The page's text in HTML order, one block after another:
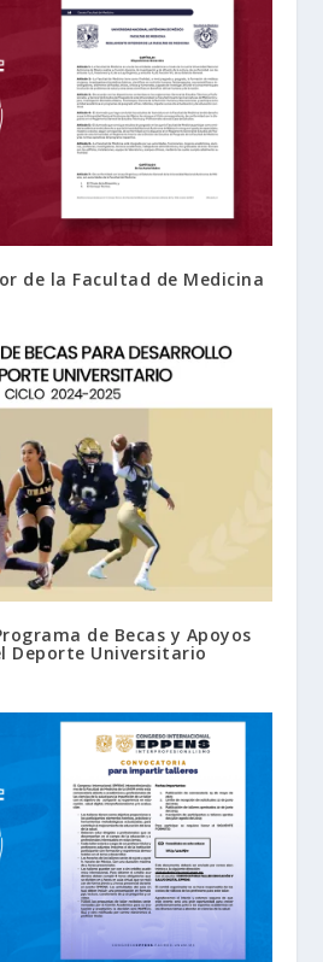
de la Facultad de Medicina
de Becas y Apoyos
Deporte Universitario